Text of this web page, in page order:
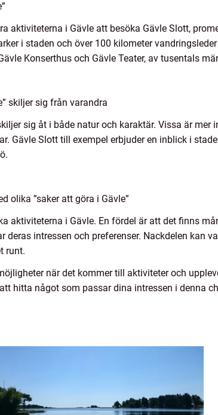
aktiviteterna i Gävle att besöka Gävle Slott,
i staden och över 100 kilometer
Konserthus och Gävle Teater, av tusentals
skiljer sig från varandra
sig åt i både natur och karaktär. Vissa är mer
Gävle Slott till exempel erbjuder en inblick i
olika ”saker att göra i Gävle”
aktiviteterna i Gävle. En fördel är att det finns
intressen och preferenser. Nackdelen kan
runt.
när det kommer till aktiviteter och
hitta något som passar dina intressen i denna